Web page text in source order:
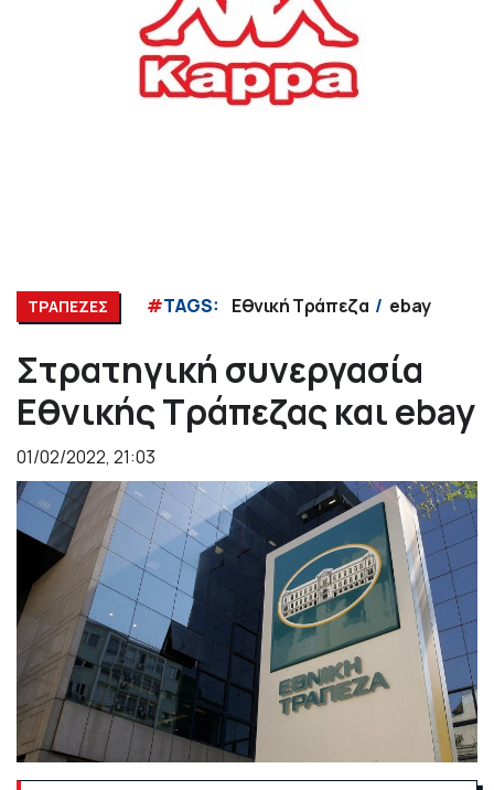
ΤΡΑΠΕΖΕΣ #TAGS: Εθνική Τράπεζα ebay
Στρατηγική συνεργασία
Εθνικής Τράπεζας και ebay
01/02/2022, 21:03